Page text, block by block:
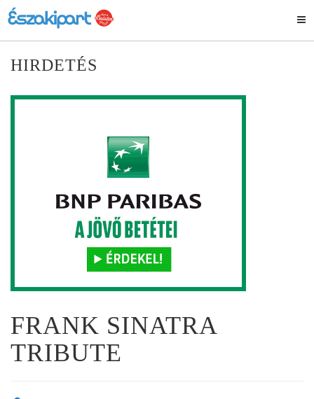
HIRDETÉS
FRANK SINATRA
TRIBUTE